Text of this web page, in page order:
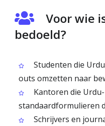
Voor wie
bedoeld?
Studenten die
outs omzetten naar
Kantoren die
standaardformulieren
Schrijvers en